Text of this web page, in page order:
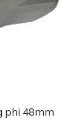
phi 48mm